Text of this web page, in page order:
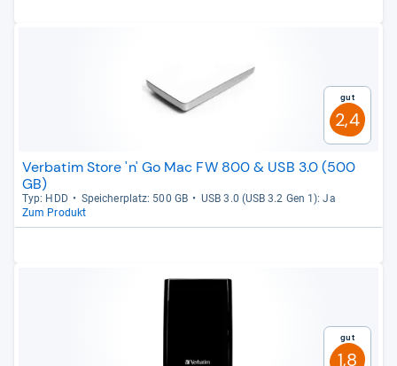
Gut
2,4
Verbatim Store 'n' Go Mac FW 800 & USB 3.0 (500
GB)
Typ: HDD Spei­cher­platz: 500 GB
USB 3.0 (USB 3.2 Gen 1): Ja
Zum Produkt
Gut
1,8